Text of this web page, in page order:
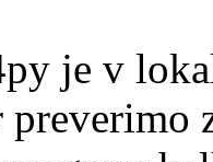
je v